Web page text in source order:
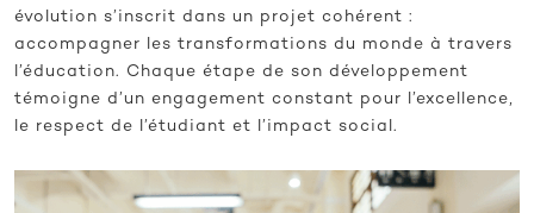
évolution s’inscrit dans un projet cohérent :
accompagner les transformations du monde à travers
l’éducation. Chaque étape de son développement
témoigne d’un engagement constant pour l’excellence,
le respect de l’étudiant et l’impact social.